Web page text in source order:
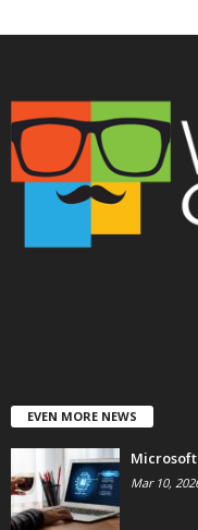
EVEN MORE NEWS
Mar 10,